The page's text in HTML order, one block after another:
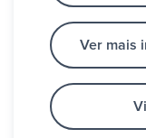
Ver mais